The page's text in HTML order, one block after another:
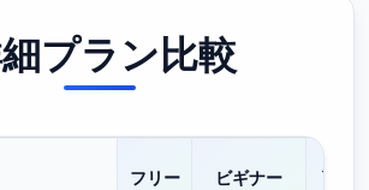
プラン比較
フリー ビギナー